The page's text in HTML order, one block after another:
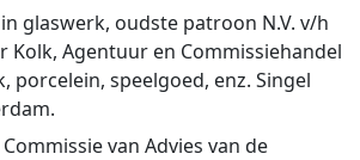
glaswerk, oudste patroon N.V. v/h
Kolk, Agentuur en Commissiehandel
porcelein, speelgoed, enz. Singel
van Advies van de